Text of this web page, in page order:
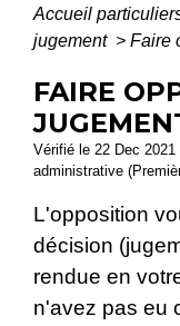
Accueil
jugement > Faire
FAIRE
Vérifié le 22 Dec
administrative
L'opposition
décision
rendue en
n'avez pas eu